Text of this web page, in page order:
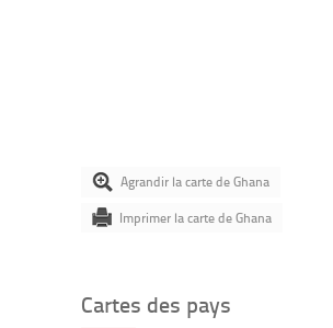
Agrandir la carte de Ghana
Imprimer la carte de Ghana
Cartes des pays